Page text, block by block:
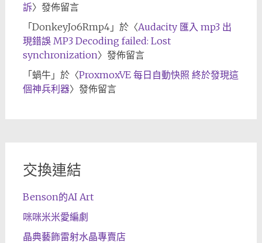
訴〉發佈留言
「DonkeyJo6Rmp4」於〈Audacity 匯入 mp3 出
現錯誤 MP3 Decoding failed: Lost
synchronization〉發佈留言
「蝸牛」於〈ProxmoxVE 每日自動快照 終於發現這
個神兵利器〉發佈留言
交換連結
Benson的AI Art
咪咪米米愛編劇
晶典藝飾雷射水晶專賣店